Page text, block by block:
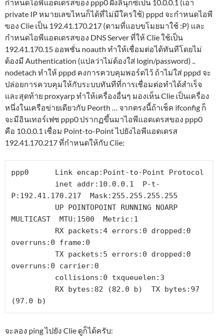
กำหนดไอพีแอดเดรสของ ppp0 ฝั่งลินุกซ์เป็น 10.0.0.1 (เอา
private IP หมายเลขไหนก็ได้ที่ไม่มีใครใช้) pppd จะกำหนดไอพี
ของ Clie เป็น 192.41.170.217 (ตามที่แอบขโมยมาใช้ :P) และ
กำหนดไอพีแอดเดรสของ DNS Server ที่ให้ Clie ใช้เป็น
192.41.170.15 ออพชั่น noauth ทำให้เชื่อมต่อได้ทันทีโดยไม่
ต้องมี Authentication (แปลว่าไม่ต้องใส่ login/password) ..
nodetach ทำให้ pppd คงการควบคุมพอร์ตไว้ ถ้าไม่ใส่ pppd จะ
ปล่อยการควบคุมให้กับระบบทันทีที่การเชื่อมต่อทำได้สำเร็จ
และสุดท้าย proxyarp ทำให้เครื่องอื่นๆ มองเห็น Clie เป็นเครื่อง
หนึ่งในเครือข่ายเดียวกับ Peorth … จากตรงนี้ถ้าเช็ค ifconfig ก็
จะมีอินเทอร์เฟซ ppp0 ปรากฏขึ้นมาไอพีแอดเดรสของ ppp0
คือ 10.0.0.1 เชื่อม Point-to-Point ไปยังไอพีแอดเดรส
192.41.170.217 ที่กำหนดให้กับ Clie:
ppp0      Link encap:Point-to-Point Protocol
P:192.41.170.217  Mask:255.255.255.255
MULTICAST  MTU:1500  Metric:1
overruns:0 frame:0
overruns:0 carrier:0
(97.0 b)
จะลอง ping ไปยัง Clie ดูก็ได้ครับ: